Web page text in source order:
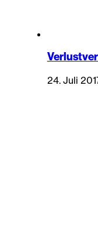
24. Juli